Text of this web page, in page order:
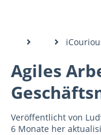
Agiles
Veröffentlicht von
6 Monate her